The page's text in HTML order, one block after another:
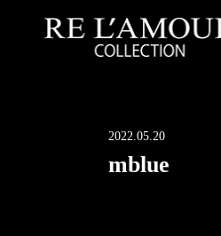
2022.05.20
mblue